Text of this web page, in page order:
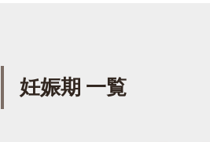
妊娠期 一覧